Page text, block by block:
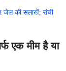
जेल की सलाखें; रांची
एक मीम है या